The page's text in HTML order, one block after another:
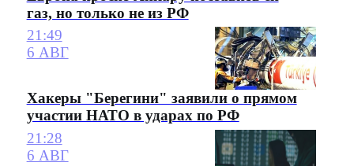
газ, но только не из РФ
21:49
6 АВГ
Хакеры "Берегини" заявили о прямом
участии НАТО в ударах по РФ
21:28
6 АВГ